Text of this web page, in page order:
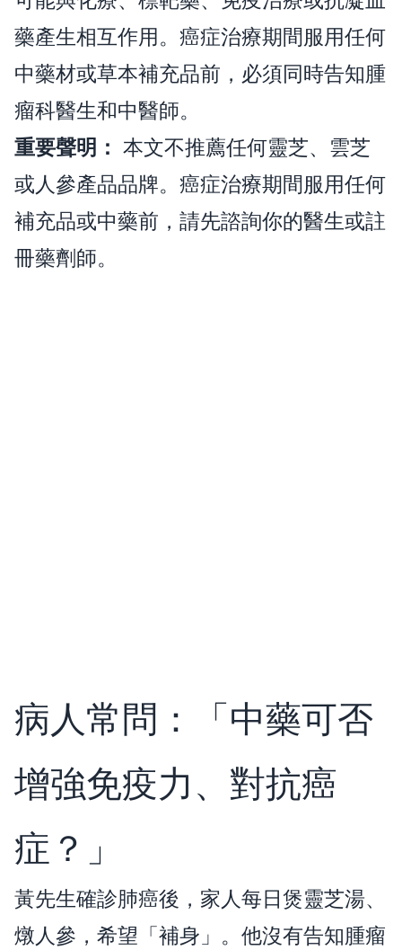
藥產生相互作用。癌症治療期間服用任何
中藥材或草本補充品前，必須同時告知腫
瘤科醫生和中醫師。
重要聲明： 本文不推薦任何靈芝、雲芝
或人參產品品牌。癌症治療期間服用任何
補充品或中藥前，請先諮詢你的醫生或註
冊藥劑師。
病人常問：「中藥可否
增強免疫力、對抗癌
症？」
黃先生確診肺癌後，家人每日煲靈芝湯、
燉人參，希望「補身」。他沒有告知腫瘤